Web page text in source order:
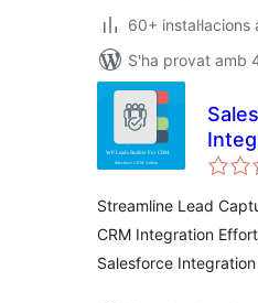
60+ instal·lacions
S'ha provat amb
Streamline Lead
CRM Integration
Salesforce